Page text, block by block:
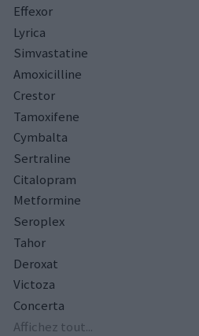
Effexor
Lyrica
Simvastatine
Amoxicilline
Crestor
Tamoxifene
Cymbalta
Sertraline
Citalopram
Metformine
Seroplex
Tahor
Deroxat
Victoza
Concerta
Affichez tout...